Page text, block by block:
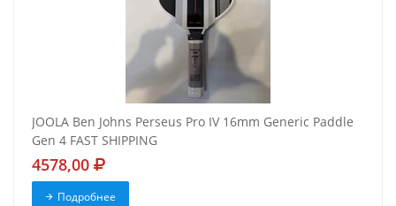
JOOLA Ben Johns Perseus Pro IV 16mm Generic Paddle
Gen 4 FAST SHIPPING
4578,00
Подробнее